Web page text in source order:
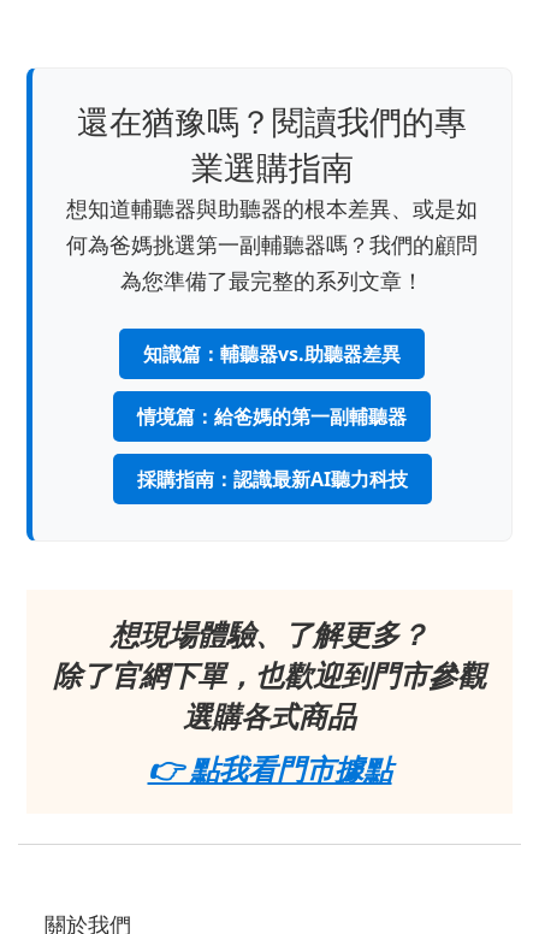
還在猶豫嗎？閱讀我們的專
業選購指南
想知道輔聽器與助聽器的根本差異、或是如
何為爸媽挑選第一副輔聽器嗎？我們的顧問
為您準備了最完整的系列文章！
知識篇：輔聽器vs.助聽器差異
情境篇：給爸媽的第一副輔聽器
採購指南：認識最新AI聽力科技
想現場體驗、了解更多？
除了官網下單，也歡迎到門市參觀
選購各式商品
👉 點我看門市據點
關於我們